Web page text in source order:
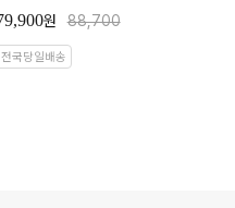
원 88,700
전국당일배송